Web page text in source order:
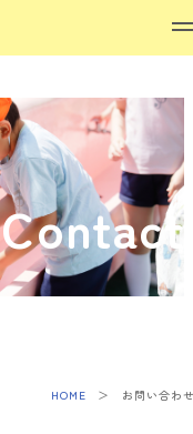
Contact
HOME お問い合わ